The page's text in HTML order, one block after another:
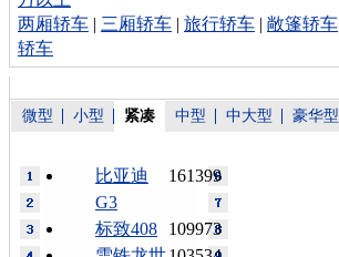
两厢轿车 | 三厢轿车 | 旅行轿车 | 敞篷轿车
轿车
微型 小型 紧凑 中型 中大型 豪华型
161399
比亚迪
G3
109973
标致408